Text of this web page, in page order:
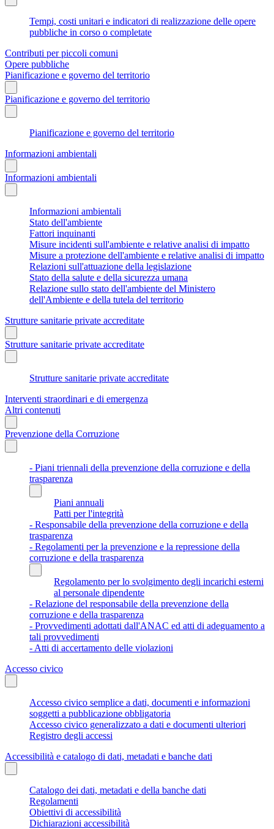
Tempi, costi unitari e indicatori di realizzazione delle opere
pubbliche in corso o completate
Contributi per piccoli comuni
Opere pubbliche
Pianificazione e governo del territorio
Pianificazione e governo del territorio
Pianificazione e governo del territorio
Informazioni ambientali
Informazioni ambientali
Informazioni ambientali
Stato dell'ambiente
Fattori inquinanti
Misure incidenti sull'ambiente e relative analisi di impatto
Misure a protezione dell'ambiente e relative analisi di impatto
Relazioni sull'attuazione della legislazione
Stato della salute e della sicurezza umana
Relazione sullo stato dell'ambiente del Ministero
dell'Ambiente e della tutela del territorio
Strutture sanitarie private accreditate
Strutture sanitarie private accreditate
Strutture sanitarie private accreditate
Interventi straordinari e di emergenza
Altri contenuti
Prevenzione della Corruzione
- Piani triennali della prevenzione della corruzione e della
trasparenza
Piani annuali
Patti per l'integrità
- Responsabile della prevenzione della corruzione e della
trasparenza
- Regolamenti per la prevenzione e la repressione della
corruzione e della trasparenza
Regolamento per lo svolgimento degli incarichi esterni
al personale dipendente
- Relazione del responsabile della prevenzione della
corruzione e della trasparenza
- Provvedimenti adottati dall'ANAC ed atti di adeguamento a
tali provvedimenti
- Atti di accertamento delle violazioni
Accesso civico
Accesso civico semplice a dati, documenti e informazioni
soggetti a pubblicazione obbligatoria
Accesso civico generalizzato a dati e documenti ulteriori
Registro degli accessi
Accessibilità e catalogo di dati, metadati e banche dati
Catalogo dei dati, metadati e della banche dati
Regolamenti
Obiettivi di accessibilità
Dichiarazioni accessibilità